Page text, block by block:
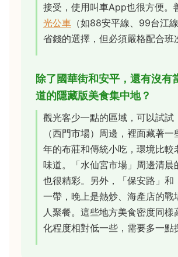
接受，使用叫車App也很方便。
光公車 （如88安平線、99台江
省錢的選擇，但必須嚴格配合班
除了國華街和安平，還有沒有
道的隱藏版美食集中地？
觀光客少一點的區域，可以試試
（西門市場）周邊，裡面藏著
年的布莊和傳統小吃，環境比較
味道。「水仙宮市場」周邊清晨
也很精彩。另外，「保安路」和
一帶，晚上是熱炒、海產店的戰
人聚餐。這些地方美食密度同樣
化程度相對低一些，需要多一點